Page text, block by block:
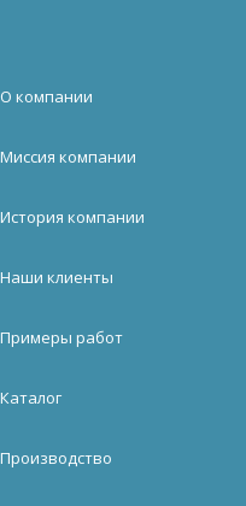
О компании
Миссия компании
История компании
Наши клиенты
Примеры работ
Каталог
Производство